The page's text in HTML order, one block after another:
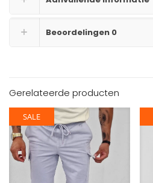
Beoordelingen 0
Gerelateerde producten
SALE